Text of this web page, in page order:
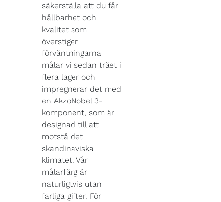
säkerställa att du får
hållbarhet och
kvalitet som
överstiger
förväntningarna
målar vi sedan träet i
flera lager och
impregnerar det med
en AkzoNobel 3-
komponent, som är
designad till att
motstå det
skandinaviska
klimatet. Vår
målarfärg är
naturligtvis utan
farliga gifter. För